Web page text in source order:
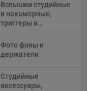
Вспышки студийные
и накамерные,
триггеры и
Фото фоны и
держатели
Студийные
аксессуары,